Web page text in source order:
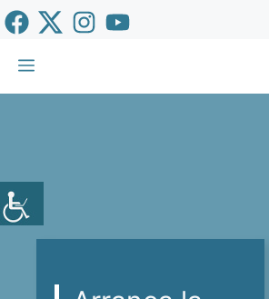
Saltar
al
contenido
Menú